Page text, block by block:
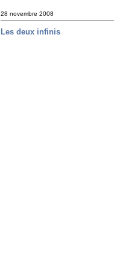
28 novembre 2008
Les deux infinis